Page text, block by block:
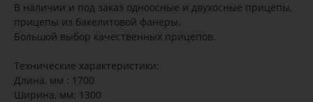
В наличии и под заказ одноосные и двухосные прицепы,
прицепы из бакелитовой фанеры.
Большой выбор качественных прицепов.
Технические характеристики:
Длина, мм : 1700
Ширина, мм: 1300